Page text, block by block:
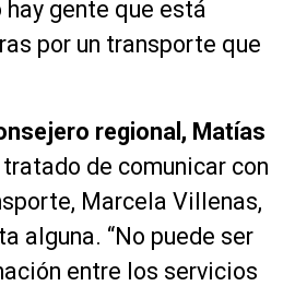
hay gente que está
por un transporte que
regional, Matías
tratado de comunicar con
Marcela Villenas,
alguna. “No puede ser
entre los servicios